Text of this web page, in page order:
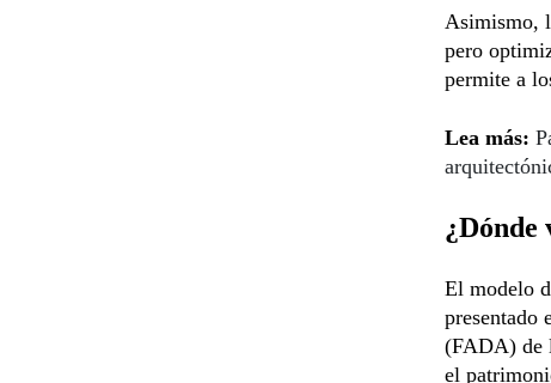
Asimismo,
pero
permite a
Lea más:
¿Dónde
El modelo
presentado
(FADA) de
el